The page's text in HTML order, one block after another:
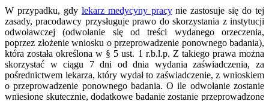
W przypadku, gdy lekarz medycyny pracynie zastosuje się do tej
zasady, pracodawcy przysługuje prawo do skorzystania z instytucji
odwoławczej (odwołanie się od treści wydanego orzeczenia,
poprzez złożenie wniosku o przeprowadzenie ponownego badania),
która została określona w § 5 ust. 1 r.b.l.p. Z takiego prawa można
skorzystać w ciągu 7 dni od dnia wydania zaświadczenia, za
pośrednictwem lekarza, który wydał to zaświadczenie, z wnioskiem
o przeprowadzenie ponownego badania. O ile odwołanie zostanie
wniesione skutecznie, dodatkowe badanie zostanie przeprowadzone